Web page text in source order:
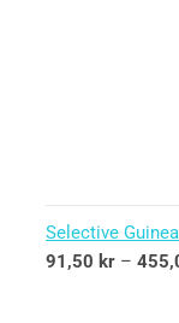
Selective
91,50 kr –